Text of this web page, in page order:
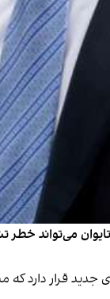
می‌تواند
قرار دارد که